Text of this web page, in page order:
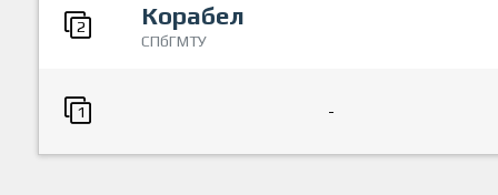
2 Корабел
СПбГМТУ
1 -